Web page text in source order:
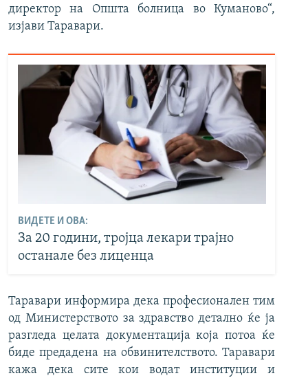
директор на Општа болница во Куманово“,
изјави Таравари.
ВИДЕТЕ И ОВА:
За 20 години, тројца лекари трајно
останале без лиценца
Таравари информира дека професионален тим
од Министерството за здравство детално ќе ја
разгледа целата документација која потоа ќе
биде предадена на обвинителството. Таравари
кажа дека сите кои водат институции и